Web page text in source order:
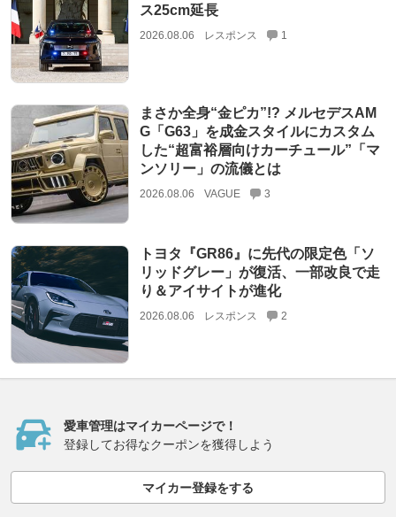
ス25cm延長
2026.08.06 レスポンス 1
まさか全身“金ピカ”!? メルセデスAM
G「G63」を成金スタイルにカスタム
した“超富裕層向けカーチュール”「マ
ンソリー」の流儀とは
2026.08.06 VAGUE 3
トヨタ『GR86』に先代の限定色「ソ
リッドグレー」が復活、一部改良で走
り＆アイサイトが進化
2026.08.06 レスポンス 2
愛車管理はマイカーページで！
登録してお得なクーポンを獲得しよう
マイカー登録をする